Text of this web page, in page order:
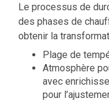
Le processus de
des phases de
obtenir la
Plage de
Atmosphère
avec
pour